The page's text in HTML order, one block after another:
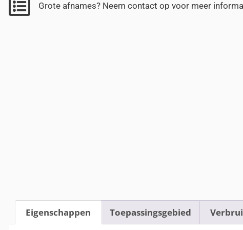
Grote afnames? Neem contact op voor meer
Eigenschappen Toepassingsgebied